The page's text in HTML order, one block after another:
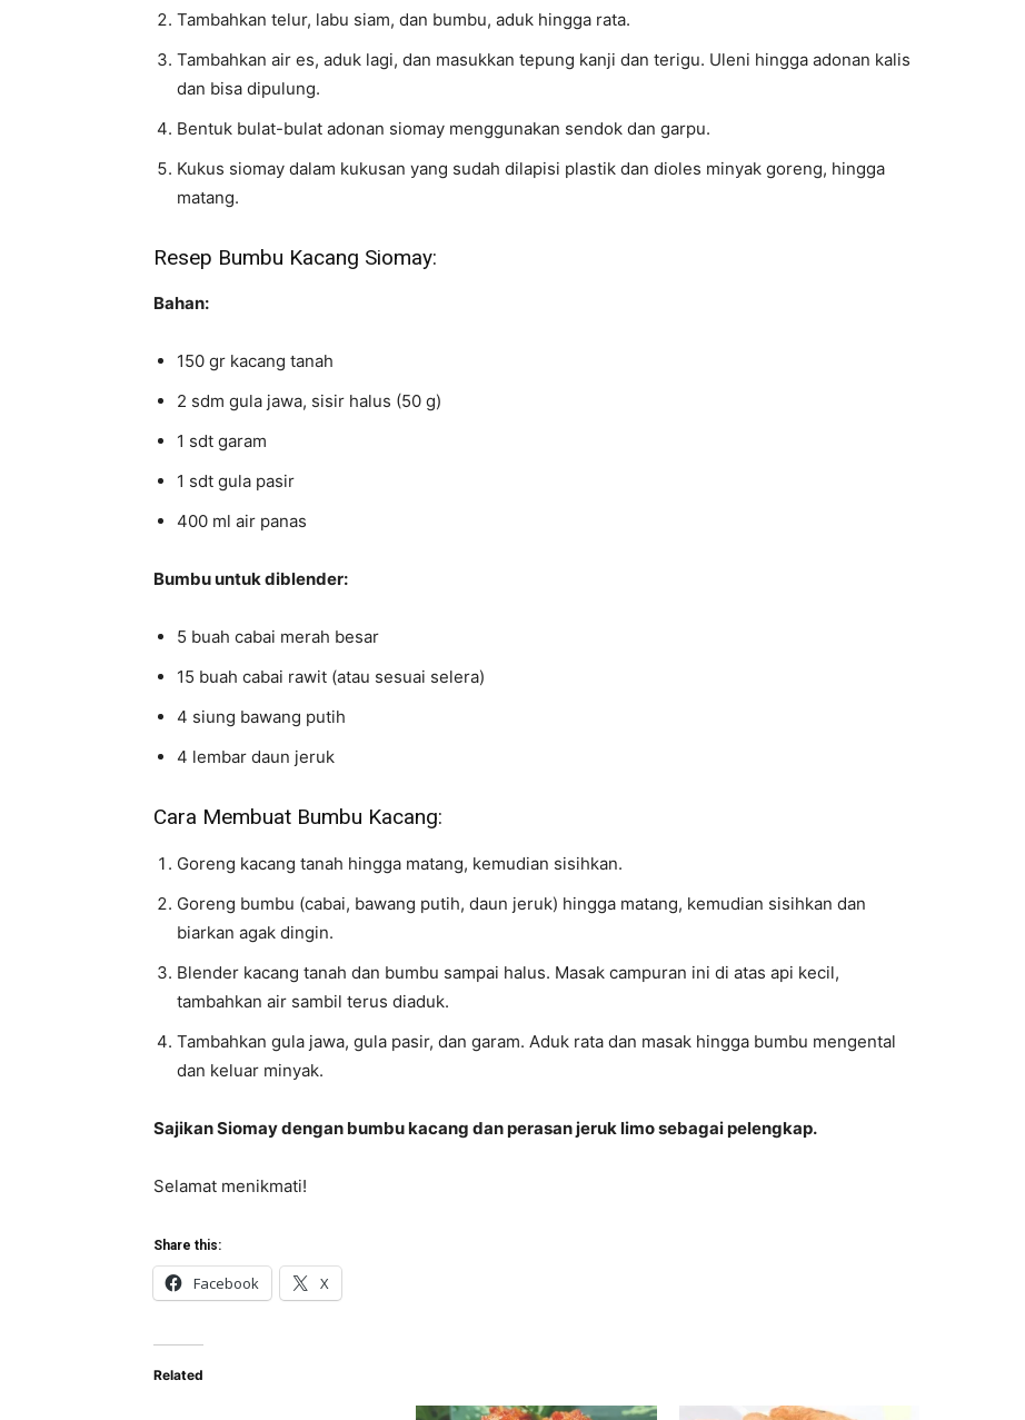
Tambahkan telur, labu siam, dan bumbu, aduk hingga rata.
Tambahkan air es, aduk lagi, dan masukkan tepung kanji dan terigu. Uleni hingga adonan kalis
dan bisa dipulung.
Bentuk bulat-bulat adonan siomay menggunakan sendok dan garpu.
Kukus siomay dalam kukusan yang sudah dilapisi plastik dan dioles minyak goreng, hingga
matang.
Resep Bumbu Kacang Siomay:
Bahan:
150 gr kacang tanah
2 sdm gula jawa, sisir halus (50 g)
1 sdt garam
1 sdt gula pasir
400 ml air panas
Bumbu untuk diblender:
5 buah cabai merah besar
15 buah cabai rawit (atau sesuai selera)
4 siung bawang putih
4 lembar daun jeruk
Cara Membuat Bumbu Kacang:
Goreng kacang tanah hingga matang, kemudian sisihkan.
Goreng bumbu (cabai, bawang putih, daun jeruk) hingga matang, kemudian sisihkan dan
biarkan agak dingin.
Blender kacang tanah dan bumbu sampai halus. Masak campuran ini di atas api kecil,
tambahkan air sambil terus diaduk.
Tambahkan gula jawa, gula pasir, dan garam. Aduk rata dan masak hingga bumbu mengental
dan keluar minyak.
Sajikan Siomay dengan bumbu kacang dan perasan jeruk limo sebagai pelengkap.
Selamat menikmati!
Share this:
Facebook X
Related